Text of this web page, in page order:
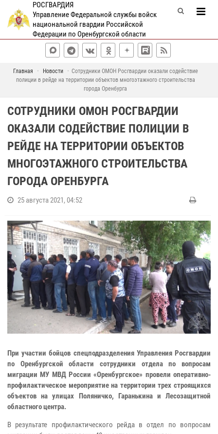
РОСГВАРДИЯ
Управление Федеральной службы войск
национальной гвардии Российской
Федерации по Оренбургской области
Главная Новости
Сотрудники ОМОН Росгвардии оказали содействие
полиции в рейде на территории объектов многоэтажного строительства
города Оренбурга
СОТРУДНИКИ ОМОН РОСГВАРДИИ
ОКАЗАЛИ СОДЕЙСТВИЕ ПОЛИЦИИ В
РЕЙДЕ НА ТЕРРИТОРИИ ОБЪЕКТОВ
МНОГОЭТАЖНОГО СТРОИТЕЛЬСТВА
ГОРОДА ОРЕНБУРГА
25 августа 2021, 04:52
При участии бойцов спецподразделения Управления Росгвардии
по Оренбургской области сотрудники отдела по вопросам
миграции МУ МВД России «Оренбургское» провели оперативно-
профилактическое мероприятие на территории трех строящихся
объектов на улицах Поляничко, Гаранькина и Лесозащитной
областного центра.
В результате профилактического рейда в отдел по вопросам